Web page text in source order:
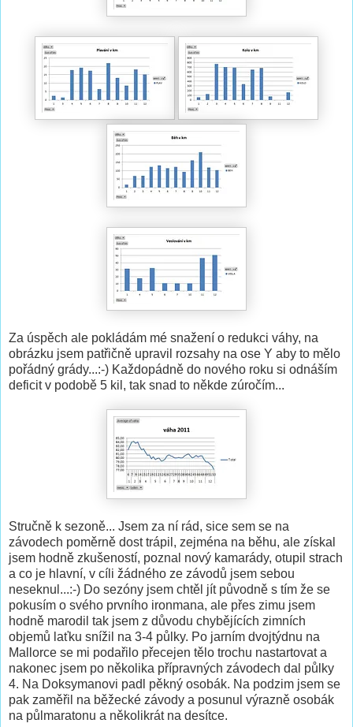
Za úspěch ale pokládám mé snažení o redukci váhy, na
obrázku jsem patřičně upravil rozsahy na ose Y aby to mělo
pořádný grády...:-) Každopádně do nového roku si odnáším
deficit v podobě 5 kil, tak snad to někde zúročím...
Stručně k sezoně... Jsem za ní rád, sice sem se na
závodech poměrně dost trápil, zejména na běhu, ale získal
jsem hodně zkušeností, poznal nový kamarády, otupil strach
a co je hlavní, v cíli žádného ze závodů jsem sebou
neseknul...:-) Do sezóny jsem chtěl jít původně s tím že se
pokusím o svého prvního ironmana, ale přes zimu jsem
hodně marodil tak jsem z důvodu chybějících zimních
objemů laťku snížil na 3-4 půlky. Po jarním dvojtýdnu na
Mallorce se mi podařilo přecejen tělo trochu nastartovat a
nakonec jsem po několika přípravných závodech dal půlky
4. Na Doksymanovi padl pěkný osobák. Na podzim jsem se
pak zaměřil na běžecké závody a posunul výrazně osobák
na půlmaratonu a několikrát na desítce.